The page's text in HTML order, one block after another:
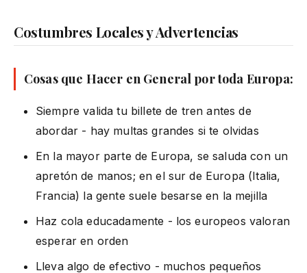
Costumbres Locales y Advertencias
Cosas que Hacer en General por toda Europa:
Siempre valida tu billete de tren antes de
abordar - hay multas grandes si te olvidas
En la mayor parte de Europa, se saluda con un
apretón de manos; en el sur de Europa (Italia,
Francia) la gente suele besarse en la mejilla
Haz cola educadamente - los europeos valoran
esperar en orden
Lleva algo de efectivo - muchos pequeños